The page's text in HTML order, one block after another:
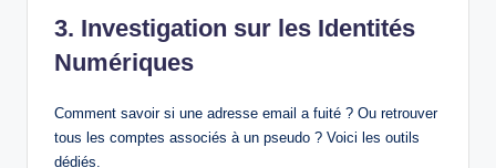
3. Investigation sur les Identités
Numériques
Comment savoir si une adresse email a fuité ? Ou retrouver
tous les comptes associés à un pseudo ? Voici les outils
dédiés.